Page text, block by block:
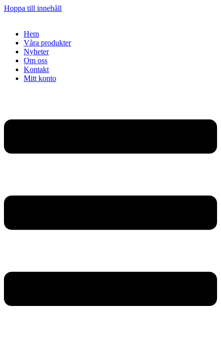
Hoppa till innehåll
Hem
Våra produkter
Nyheter
Om oss
Kontakt
Mitt konto